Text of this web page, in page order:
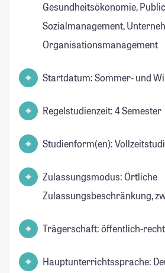
Gesundheitsökonomie,
Sozialmanagement,
Organisationsmanagement
Startdatum: Sommer- und
Regelstudienzeit: 4 Semester
Studienform(en):
Zulassungsmodus: Örtliche
Zulassungsbeschränkung,
Trägerschaft: öffentlich-
Hauptunterrichtssprache: